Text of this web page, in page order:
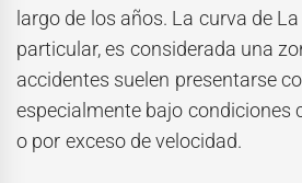
largo de los años. La curva de
particular, es considerada una
accidentes suelen presentarse
especialmente bajo condiciones
o por exceso de velocidad.